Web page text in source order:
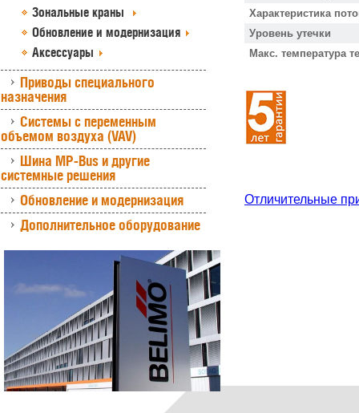
Зональные краны
Обновление и модернизация
Аксессуары
Приводы специального
назначения
Системы с переменным
объемом воздуха (VAV)
Шина MP-Bus и другие
системные решения
Обновление и модернизация
Дополнительное оборудование
Характеристика
Уровень утечки
Макс. температура
Отличительные